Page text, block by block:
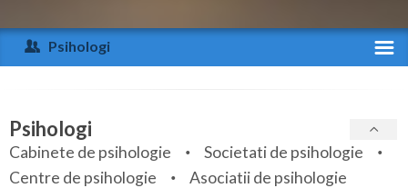
Arad
Arges
Bihor
Bistrita-Nasaud
Psihologi
Specialitati
Servicii
Psihologi
Cabinete de psihologie
Societati de psihologie
Centre de psihologie
Asociatii de psihologie